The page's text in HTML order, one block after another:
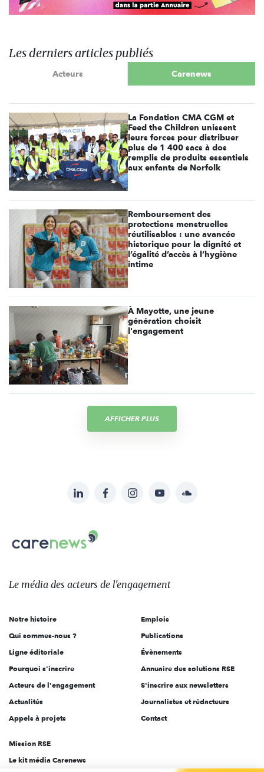
Les derniers articles publiés
Acteurs Carenews
La Fondation CMA CGM et
Feed the Children unissent
leurs forces pour distribuer
plus de 1 400 sacs à dos
remplis de produits essentiels
aux enfants de Norfolk
Remboursement des
protections menstruelles
réutilisables : une avancée
historique pour la dignité et
l’égalité d’accès à l’hygiène
intime
À Mayotte, une jeune
génération choisit
l'engagement
AFFICHER PLUS
sur:
LinkedInFacebookInstagramYouTubeSoundcloud
Le
des
l'engagement
Le média des acteurs de l'engagement
Notre histoire
Qui sommes-nous ?
Ligne éditoriale
Pourquoi s'inscrire
Acteurs de l'engagement
Actualités
Appels à projets
Emplois
Publications
Évènements
Annuaire des solutions RSE
S'inscrire aux newsletters
Journalistes et rédacteurs
Contact
Mission RSE
Le kit média Carenews